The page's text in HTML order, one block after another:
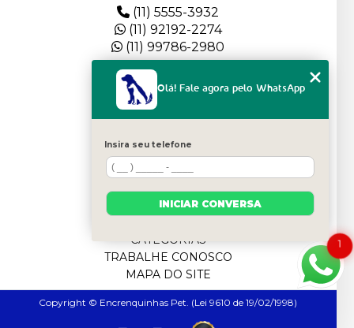
(11) 5555-3932
(11) 92192-2274
(11) 99786-2980
QUEM SOMOS
BLOG
FILHOTES
CATEGORIAS
TRABALHE CONOSCO
MAPA DO SITE
Copyright © Encrenquinhas Pet. (Lei 9610 de 19/02/1998)
1
Olá! Fale agora pelo WhatsApp
Insira seu telefone
INICIAR CONVERSA